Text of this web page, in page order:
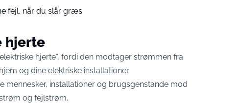
fejl, når du slår græs
hjerte
hjerte”, fordi den modtager strømmen fra
og dine elektriske installationer.
mennesker, installationer og brugsgenstande mod
og fejlstrøm.